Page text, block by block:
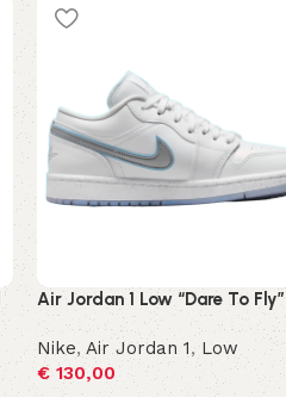
Air Jordan 1 Low “Dare To Fly”
Nike, Air Jordan 1,Low
€130,00